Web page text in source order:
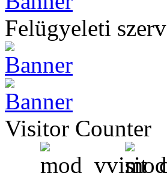
Felügyeleti szerv
Visitor Counter